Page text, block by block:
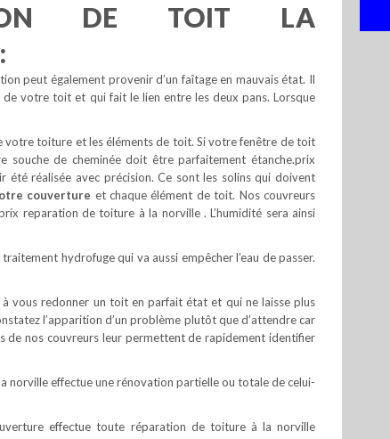
DE TOIT LA
peut également provenir d’un faîtage en mauvais état. Il
de votre toit et qui fait le lien entre les deux pans. Lorsque
votre toiture et les éléments de toit. Si votre fenêtre de toit
souche de cheminée doit être parfaitement étanche.prix
réalisée avec précision. Ce sont les solins qui doivent
couverture et chaque élément de toit. Nos couvreurs
reparation de toiture à la norville . L’humidité sera ainsi
hydrofuge qui va aussi empêcher l’eau de passer.
vous redonner un toit en parfait état et qui ne laisse plus
l’apparition d’un problème plutôt que d’attendre car
de nos couvreurs leur permettent de rapidement identifier
norville effectue une rénovation partielle ou totale de celui-
effectue toute réparation de toiture à la norville